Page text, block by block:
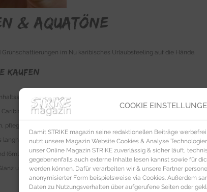
COOKIE
Damit STRIKE magazin seine redaktionellen Beiträge
nutzt unsere Magazin Website Cookies & Analyse
unser Online Magazin STRIKE zuverlässig & sicher läuft,
gegebenenfalls auch externe Inhalte lesen kannst sowie für
werden können. Dafür verarbeiten wir & unsere Partner
anonymisierter Form beispielsweise via Cookies. Außerdem
Daten zu Nutzungsverhalten über aufgerufene Seiten oder
& Aquatöne
im Nu karibisches Urlaubsfeeling auf die Hände.
kaufen
für einen ebenmäßigen Farbauftrag (6ml | Farbe: Glamorous | 8
| 5 €). Smaragdgrüner
pflegt mit Mineralien und basiert auf natürlichen Harzen und
Farblack und schützendem Unterlack (11,7ml | Farbe: Full
(6ml | Farbe: 706 | 25 €). Der pastellgrüneNagellack von Artdécopflegt
und intensiver Farbpigmentierung (10ml | Farbe: 834 | 8 €).